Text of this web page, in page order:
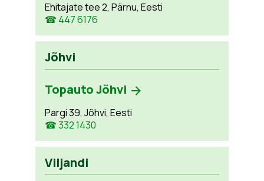
Ehitajate tee 2, Pärnu, Eesti
☎ 447 6176
Jõhvi
Topauto Jõhvi
Pargi 39, Jõhvi, Eesti
☎ 332 1430
Viljandi